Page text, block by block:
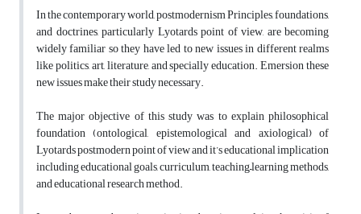
In the contemporary world, postmodernism Principles, foundations,
and doctrines, particularly Lyotards point of view, are becoming
widely familiar so they have led to new issues in different realms
like politics, art, literature, and specially education. Emersion these
new issues make their study necessary.
The major objective of this study was to explain philosophical
foundation (ontological, epistemological and axiological) of
Lyotards postmodern point of view and it’s educational implication
including educational goals, curriculum, teaching–learning methods,
and educational research method.